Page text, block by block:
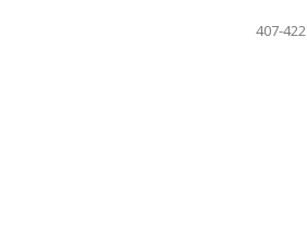
407-422